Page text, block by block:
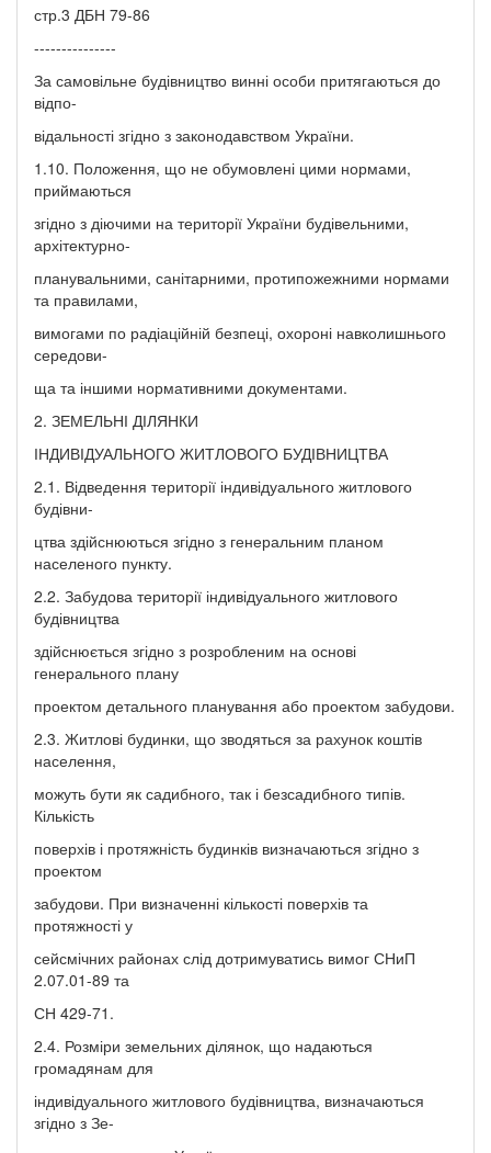
стр.3 ДБН 79-86
---------------
За самовільне будівництво винні особи притягаються до
відпо-
відальності згідно з законодавством України.
1.10. Положення, що не обумовлені цими нормами,
приймаються
згідно з діючими на території України будівельними,
архітектурно-
планувальними, санітарними, протипожежними нормами
та правилами,
вимогами по радіаційній безпеці, охороні навколишнього
середови-
ща та іншими нормативними документами.
2. ЗЕМЕЛЬНІ ДІЛЯНКИ
ІНДИВІДУАЛЬНОГО ЖИТЛОВОГО БУДІВНИЦТВА
2.1. Відведення території індивідуального житлового
будівни-
цтва здійснюються згідно з генеральним планом
населеного пункту.
2.2. Забудова території індивідуального житлового
будівництва
здійснюється згідно з розробленим на основі
генерального плану
проектом детального планування або проектом забудови.
2.3. Житлові будинки, що зводяться за рахунок коштів
населення,
можуть бути як садибного, так і безсадибного типів.
Кількість
поверхів і протяжність будинків визначаються згідно з
проектом
забудови. При визначенні кількості поверхів та
протяжності у
сейсмічних районах слід дотримуватись вимог СНиП
2.07.01-89 та
СН 429-71.
2.4. Розміри земельних ділянок, що надаються
громадянам для
індивідуального житлового будівництва, визначаються
згідно з Зе-